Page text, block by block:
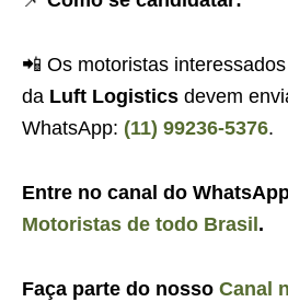
📲 Os motoristas
da Luft Logistics devem
WhatsApp: (11) 99236-5376.
Entre no canal do
Motoristas de todo Brasil .
Faça parte do nosso Canal